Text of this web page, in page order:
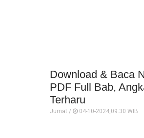
Download & Baca
PDF Full Bab,
Terharu
Jumat / 04-10-2024,09:30 WIB